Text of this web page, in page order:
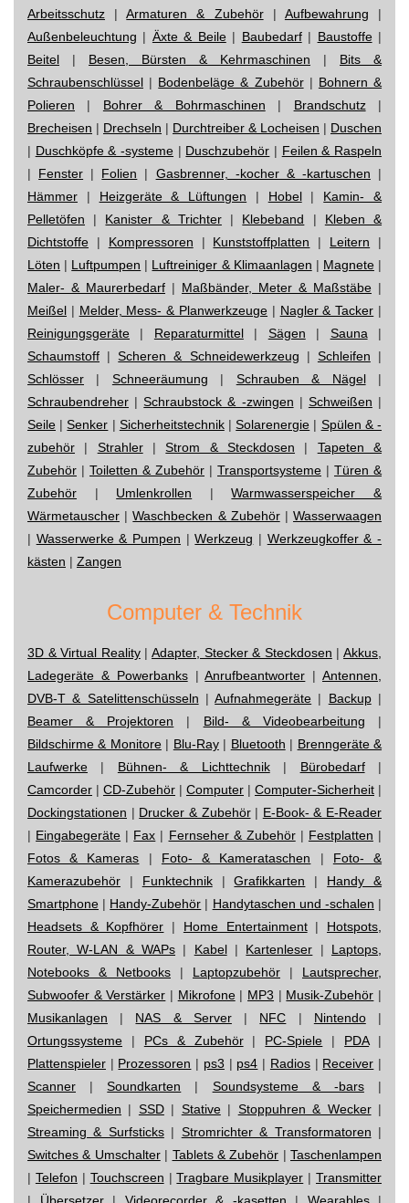
Arbeitsschutz |Armaturen & Zubehör| Aufbewahrung |
Außenbeleuchtung | Äxte & Beile| Baubedarf| Baustoffe|
Beitel | Besen, Bürsten & Kehrmaschinen | Bits &
Schraubenschlüssel | Bodenbeläge & Zubehör| Bohnern &
Polieren | Bohrer & Bohrmaschinen | Brandschutz|
Brecheisen | Drechseln | Durchtreiber & Locheisen | Duschen
| Duschköpfe & -systeme | Duschzubehör | Feilen & Raspeln
| Fenster | Folien | Gasbrenner, -kocher & -kartuschen |
Hämmer | Heizgeräte & Lüftungen | Hobel| Kamin- &
Pelletöfen | Kanister & Trichter| Klebeband | Kleben &
Dichtstoffe | Kompressoren | Kunststoffplatten | Leitern |
Löten | Luftpumpen | Luftreiniger & Klimaanlagen | Magnete|
Maler- & Maurerbedarf | Maßbänder, Meter & Maßstäbe |
Meißel | Melder, Mess- & Planwerkzeuge | Nagler & Tacker |
Reinigungsgeräte | Reparaturmittel| Sägen | Sauna |
Schaumstoff |Scheren & Schneidewerkzeug | Schleifen |
Schlösser | Schneeräumung | Schrauben & Nägel|
Schraubendreher |Schraubstock & -zwingen | Schweißen |
Seile |Senker | Sicherheitstechnik|Solarenergie | Spülen & -
zubehör | Strahler|Strom & Steckdosen | Tapeten &
Zubehör | Toiletten & Zubehör | Transportsysteme | Türen &
Zubehör | Umlenkrollen |Warmwasserspeicher &
Wärmetauscher |Waschbecken & Zubehör|Wasserwaagen
| Wasserwerke & Pumpen |Werkzeug | Werkzeugkoffer & -
kästen | Zangen
Computer & Technik
3D & Virtual Reality|Adapter, Stecker & Steckdosen |Akkus,
Ladegeräte & Powerbanks|Anrufbeantworter |Antennen,
DVB-T & Satelittenschüsseln |Aufnahmegeräte | Backup|
Beamer & Projektoren | Bild- & Videobearbeitung |
Bildschirme & Monitore| Blu-Ray| Bluetooth | Brenngeräte &
Laufwerke | Bühnen- & Lichttechnik| Bürobedarf|
Camcorder | CD-Zubehör | Computer | Computer-Sicherheit |
Dockingstationen | Drucker & Zubehör| E-Book- & E-Reader
| Eingabegeräte | Fax | Fernseher & Zubehör| Festplatten |
Fotos & Kameras | Foto- & Kamerataschen | Foto- &
Kamerazubehör | Funktechnik|Grafikkarten | Handy &
Smartphone | Handy-Zubehör | Handytaschen und -schalen |
Headsets & Kopfhörer | Home Entertainment| Hotspots,
Router, W-LAN & WAPs | Kabel| Kartenleser | Laptops,
Notebooks & Netbooks | Laptopzubehör | Lautsprecher,
Subwoofer & Verstärker | Mikrofone| MP3 | Musik-Zubehör |
Musikanlagen | NAS & Server| NFC | Nintendo|
Ortungssysteme | PCs & Zubehör| PC-Spiele | PDA|
Plattenspieler | Prozessoren | ps3 | ps4 | Radios| Receiver |
Scanner |Soundkarten | Soundsysteme & -bars|
Speichermedien | SSD| Stative| Stoppuhren & Wecker|
Streaming & Surfsticks| Stromrichter & Transformatoren |
Switches & Umschalter| Tablets & Zubehör | Taschenlampen
| Telefon | Touchscreen |Tragbare Musikplayer | Transmitter